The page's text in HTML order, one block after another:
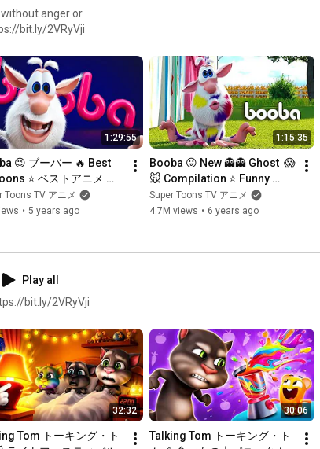
without anger or
bit.ly/2VRyVji
1:29:55
😉 ブーバー 🔥 Best
⭐ ベストアニメ 🙃
episodes collection ⭐
短編 | Super Toons TV
Toons TV アニメ
• 5 years ago
1:15:35
Booba 😛 New 👻👻 Ghost  😱
🐭 Compilation ⭐ Funny
cartoons for kids and teens
Super Toons TV アニメ
4.7M views • 6 years ago
Play all
bit.ly/2VRyVji
32:32
Tom トーキング・ト
30:06
Talking Tom トーキング・ト